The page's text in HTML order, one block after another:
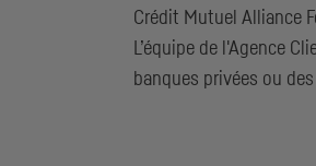
Crédit Mutuel Alliance
L’équipe de l'Agence
banques privées ou